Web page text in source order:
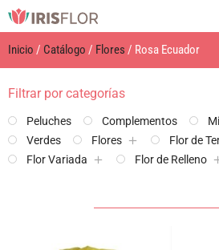
Inicio / Catálogo / Flores / Rosa Ecuador
Filtrar por categorías
Peluches Complementos
Verdes
Flores
Flor de
Flor Variada
Flor de Relleno